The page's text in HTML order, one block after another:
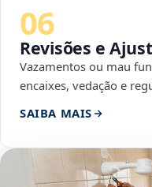
06
Revisões e
Vazamentos ou mau
encaixes, vedação e
SAIBA MAIS